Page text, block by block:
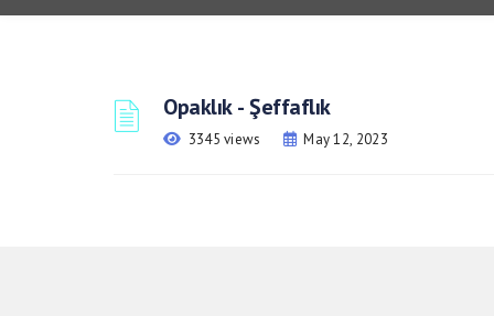
Opaklık - Şeffaflık
3345 views May 12, 2023